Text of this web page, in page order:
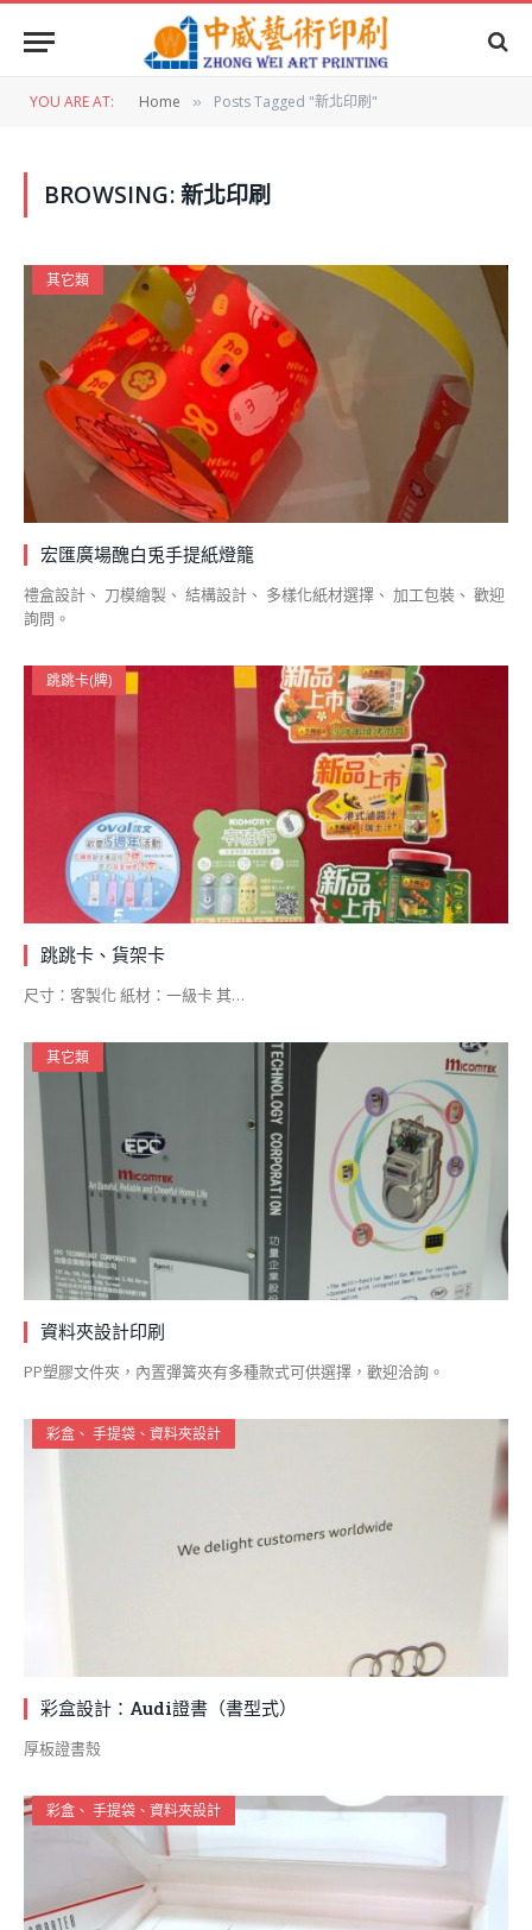
YOU ARE AT: Home » Posts Tagged "新北印刷"
BROWSING:新北印刷
其它類
宏匯廣場醜白兎手提紙燈籠
禮盒設計、 刀模繪製、 結構設計、 多樣化紙材選擇、 加工包裝、 歡迎
詢問。
跳跳卡(牌)
跳跳卡、貨架卡
尺寸：客製化 紙材：一級卡 其…
其它類
資料夾設計印刷
PP塑膠文件夾，內置彈簧夾有多種款式可供選擇，歡迎洽詢。
彩盒、 手提袋、資料夾設計
彩盒設計：Audi證書（書型式）
厚板證書殼
彩盒、 手提袋、資料夾設計